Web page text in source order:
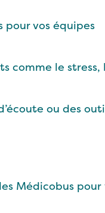
pour vos équipes
comme le stress,
ou des
Médicobus